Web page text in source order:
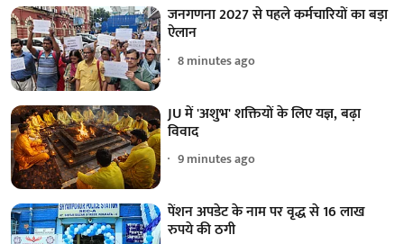
जनगणना 2027 से पहले कर्मचारियों का बड़ा
ऐलान
8 minutes ago
JU में 'अशुभ' शक्तियों के लिए यज्ञ, बढ़ा
विवाद
9 minutes ago
पेंशन अपडेट के नाम पर वृद्ध से 16 लाख
रुपये की ठगी